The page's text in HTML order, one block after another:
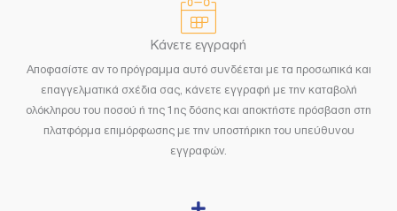
Κάνετε εγγραφή
Αποφασίστε αν το πρόγραμμα αυτό συνδέεται με τα προσωπικά και
επαγγελματικά σχέδια σας, κάνετε εγγραφή με την καταβολή
ολόκληρου του ποσού ή της 1ης δόσης και αποκτήστε πρόσβαση στη
πλατφόρμα επιμόρφωσης με την υποστήρικη του υπεύθυνου
εγγραφών.